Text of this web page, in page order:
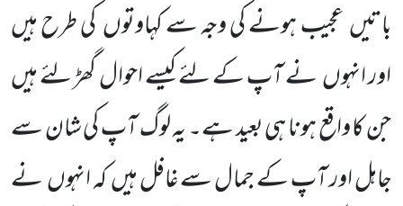
باتیں عجیب ہونے کی وجہ سے کہاوتوں کی طرح ہیں
اور انہوں نے آپ کے لئے کیسے احوال گھڑ لئے ہیں
جن کا واقع ہونا ہی بعید ہے۔ یہ لوگ آپ کی شان سے
جاہل اور آپ کے جمال سے غافل ہیں کہ انہوں نے